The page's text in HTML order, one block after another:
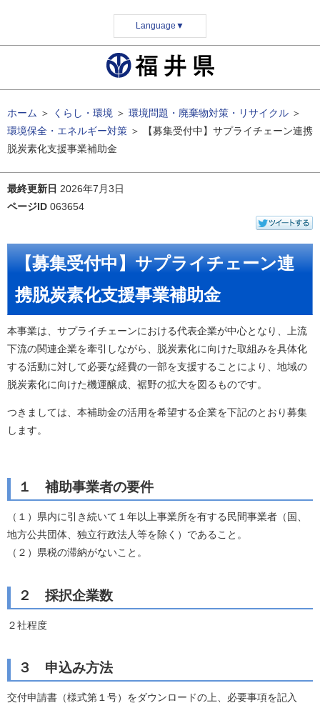
Language ▼
ホーム ＞ くらし・環境 ＞ 環境問題・廃棄物対策・リサイクル ＞
環境保全・エネルギー対策 ＞
【募集受付中】サプライチェーン連携
脱炭素化支援事業補助金
最終更新日 2026年7月3日
ページID 063654
【募集受付中】サプライチェーン連
携脱炭素化支援事業補助金
本事業は、サプライチェーンにおける代表企業が中心となり、上流
下流の関連企業を牽引しながら、脱炭素化に向けた取組みを具体化
する活動に対して必要な経費の一部を支援することにより、地域の
脱炭素化に向けた機運醸成、裾野の拡大を図るものです。
つきましては、本補助金の活用を希望する企業を下記のとおり募集
します。
１ 補助事業者の要件
（１）県内に引き続いて１年以上事業所を有する民間事業者（国、
地方公共団体、独立行政法人等を除く）であること。
（２）県税の滞納がないこと。
２ 採択企業数
２社程度
３ 申込み方法
交付申請書（様式第１号）をダウンロードの上、必要事項を記入